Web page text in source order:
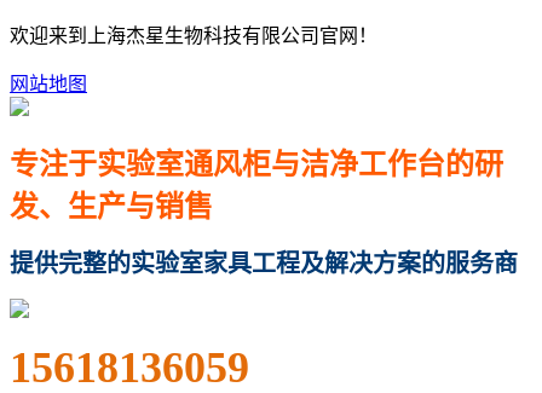
欢迎来到上海杰星生物科技有限公司官网！
网站地图
专注于实验室通风柜与洁净工作台的研
发、生产与销售
提供完整的实验室家具工程及解决方案的服务商
15618136059